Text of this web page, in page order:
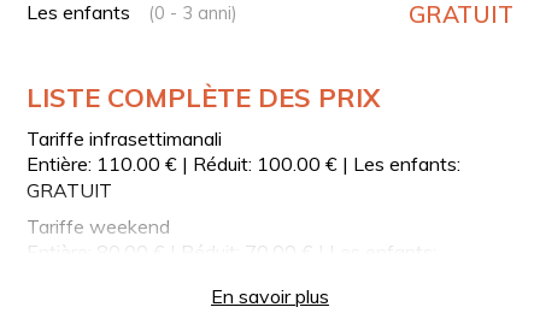
VOTRE EMBARCATION
IMPORTANT
effectué 30 minutes avant l'heure de départ indiquée.
Les enfants (0 - 3 anni) GRATUIT
LISTE COMPLÈTE DES PRIX
Tariffe infrasettimanali
Entière: 110.00 € | Réduit: 100.00 € | Les enfants:
GRATUIT
Tariffe weekend
Entière: 80.00 € | Réduit: 70.00 € | Les enfants:
En savoir plus